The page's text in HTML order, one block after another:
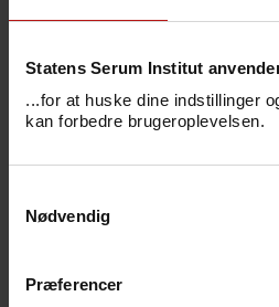
Statens Serum Institut
...for at huske dine indstillinger
kan forbedre brugeroplevelsen.
Nødvendig
Præferencer